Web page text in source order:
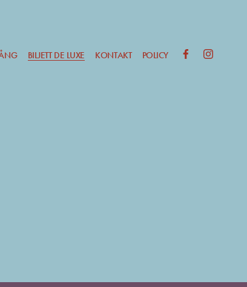
NUVARANDE SIDA:
BILJETT DE LUXE KONTAKT POLICY